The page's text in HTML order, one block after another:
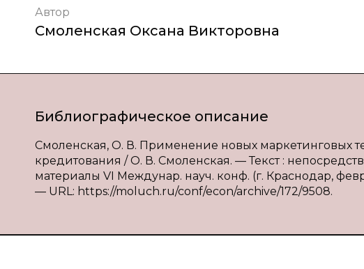
Автор
Смоленская Оксана Викторовна
Библиографическое описание
Смоленская, О. В. Применение новых маркетинговых
кредитования / О. В. Смоленская. — Текст :
материалы VI Междунар. науч. конф. (г. Краснодар,
— URL: https://moluch.ru/conf/econ/archive/172/9508.